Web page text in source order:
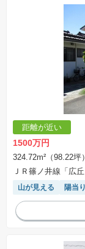
※建築条件土地の情報内に
の一例であって、プランの
※土地（建築条件なし）で
負会社によるもので、当該
とは限りません。また建築
※建築条件付き土地とは、
ことを条件として売買され
協議するため、土地購入者
交渉期間が設定され、その
します。なお、この期間は
負契約が成立しない場合、
手付金など）は名目のいか
※課税対象物件の「価格」
※「本体価格」とは、課税
合計額を指します。
表示されておりません。
※取引にかかる費用：物件
不動産会社によって表記有
いたします。
場合があります。
距離が近い
1500万円
324.72m²（98.22坪
ＪＲ篠ノ井線「広
山が見える 陽当